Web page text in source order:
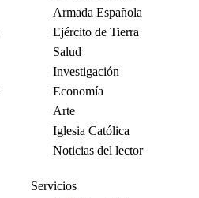
Armada Española
Ejército de Tierra
Salud
Investigación
Economía
Arte
Iglesia Católica
Noticias del lector
Servicios